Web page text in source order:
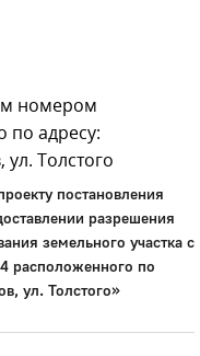
номером
по адресу:
ул. Толстого
постановления
разрешения
земельного участка с
расположенного по
ул. Толстого»